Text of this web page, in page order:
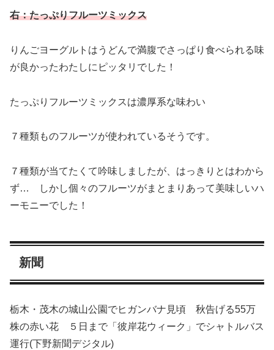
右：たっぷりフルーツミックス
りんごヨーグルトはうどんで満腹でさっぱり食べられる味
が良かったわたしにピッタリでした！
たっぷりフルーツミックスは濃厚系な味わい
７種類ものフルーツが使われているそうです。
７種類が当てたくて吟味しましたが、はっきりとはわから
ず… しかし個々のフルーツがまとまりあって美味しいハ
ーモニーでした！
新聞
栃木・茂木の城山公園でヒガンバナ見頃 秋告げる55万
株の赤い花 ５日まで「彼岸花ウィーク」でシャトルバス
運行(下野新聞デジタル)